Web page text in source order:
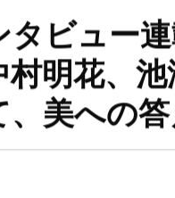
タビュー
村明花、
、美への答